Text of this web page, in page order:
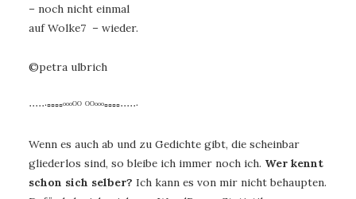
– noch nicht einmal
auf Wolke7 – wieder.
©petra ulbrich
∙∙∙∙∙·▫▫▫▫ᵒᵒᵒᴼᴼ ᴼᴼᵒᵒᵒ▫▫▫▫∙∙∙∙∙·
Wenn es auch ab und zu Gedichte gibt, die scheinbar
gliederlos sind, so bleibe ich immer noch ich. Wer kennt
schon sich selber? Ich kann es von mir nicht behaupten.